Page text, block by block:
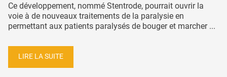
Ce développement, nommé Stentrode, pourrait ouvrir la
voie à de nouveaux traitements de la paralysie en
permettant aux patients paralysés de bouger et marcher ...
LIRE LA SUITE